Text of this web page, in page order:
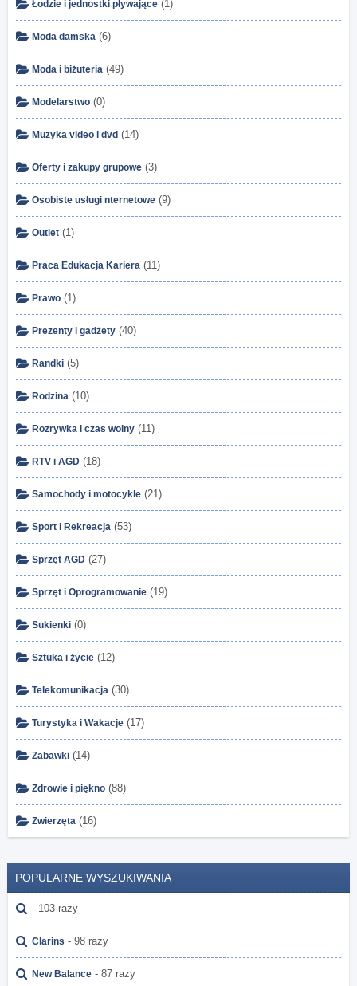
Łodzie i jednostki pływające (1)
Moda damska (6)
Moda i biżuteria (49)
Modelarstwo (0)
Muzyka video i dvd (14)
Oferty i zakupy grupowe (3)
Osobiste usługi nternetowe (9)
Outlet (1)
Praca Edukacja Kariera (11)
Prawo (1)
Prezenty i gadżety (40)
Randki (5)
Rodzina (10)
Rozrywka i czas wolny (11)
RTV i AGD (18)
Samochody i motocykle (21)
Sport i Rekreacja (53)
Sprzęt AGD (27)
Sprzęt i Oprogramowanie (19)
Sukienki (0)
Sztuka i życie (12)
Telekomunikacja (30)
Turystyka i Wakacje (17)
Zabawki (14)
Zdrowie i piękno (88)
Zwierzęta (16)
POPULARNE WYSZUKIWANIA
- 103 razy
Clarins - 98 razy
New Balance - 87 razy